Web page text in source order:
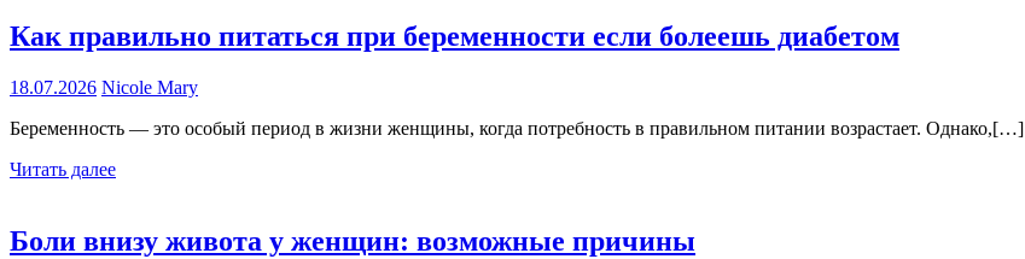
Как правильно питаться при беременности если болеешь диабетом
18.07.2026 Nicole Mary
Беременность — это особый период в жизни женщины, когда потребность в правильном питании возрастает. Однако,[…]
Читать далее
Боли внизу живота у женщин: возможные причины